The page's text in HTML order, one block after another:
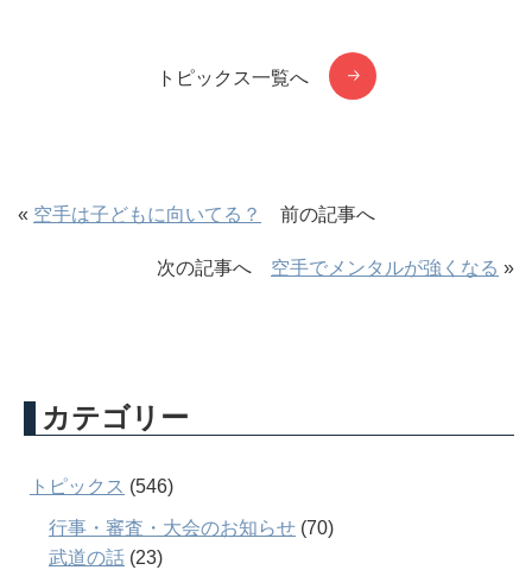
トピックス一覧へ
« 空手は子どもに向いてる？ 前の記事へ
次の記事へ 空手でメンタルが強くなる »
カテゴリー
トピックス (546)
行事・審査・大会のお知らせ (70)
武道の話 (23)